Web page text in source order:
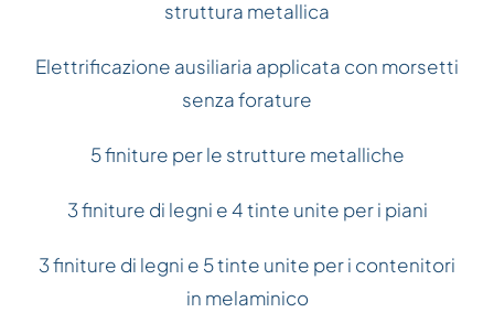
struttura metallica
Elettrificazione ausiliaria applicata con morsetti
senza forature
5 finiture per le strutture metalliche
3 finiture di legni e 4 tinte unite per i piani
3 finiture di legni e 5 tinte unite per i contenitori
in melaminico